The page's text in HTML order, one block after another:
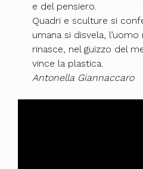
e del pensiero.
Quadri e sculture si
umana si disvela,
rinasce, nel guizzo del
vince la plastica.
Antonella Giannaccaro